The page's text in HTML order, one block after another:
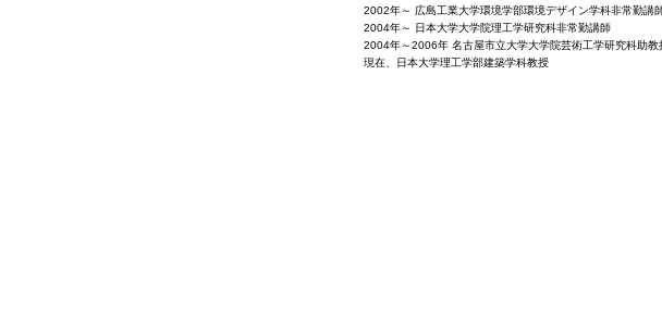
2002年～ 広島工業大学環境学部環境デザイン学科非常勤講
2004年～ 日本大学大学院理工学研究科非常勤講師
2004年～2006年 名古屋市立大学大学院芸術工学研究科助教
現在、日本大学理工学部建築学科教授